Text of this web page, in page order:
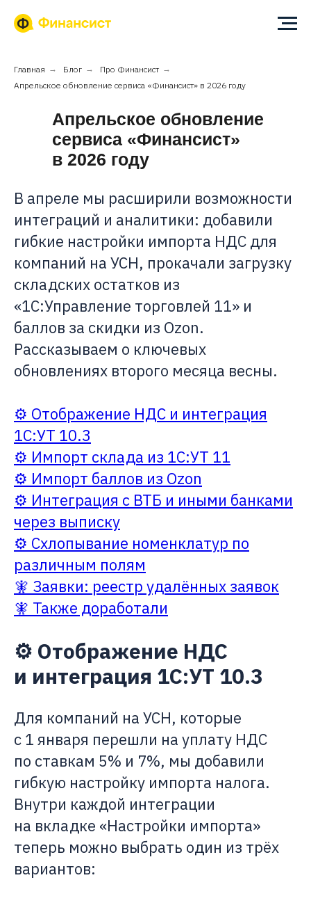
Главная → Блог → Про Финансист →
Апрельское обновление сервиса «Финансист» в 2026 году
Апрельское обновление
сервиса «Финансист»
в 2026 году
В апреле мы расширили возможности
интеграций и аналитики: добавили
гибкие настройки импорта НДС для
компаний на УСН, прокачали загрузку
складских остатков из
«1С:Управление торговлей 11» и
баллов за скидки из Ozon.
Рассказываем о ключевых
обновлениях второго месяца весны.
⚙️ Отображение НДС и интеграция
1С:УТ 10.3
⚙️ Импорт склада из 1С:УТ 11
⚙️ Импорт баллов из Ozon
⚙️ Интеграция с ВТБ и иными банками
через выписку
⚙️ Схлопывание номенклатур по
различным полям
🧚 Заявки: реестр удалённых заявок
🧚 Также доработали
⚙️ Отображение НДС
и интеграция 1С:УТ 10.3
Для компаний на УСН, которые
с 1 января перешли на уплату НДС
по ставкам 5% и 7%, мы добавили
гибкую настройку импорта налога.
Внутри каждой интеграции
на вкладке «Настройки импорта»
теперь можно выбрать один из трёх
вариантов: